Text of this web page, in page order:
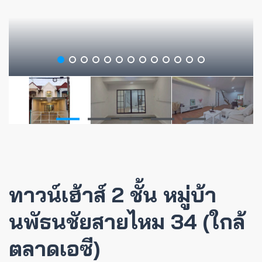
ทาวน์เฮ้าส์ 2 ชั้น หมู่บ้า
นพัธนชัยสายไหม 34 (ใกล้
ตลาดเอซี)